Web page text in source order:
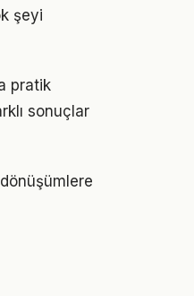
şeyi
pratik
sonuçlar